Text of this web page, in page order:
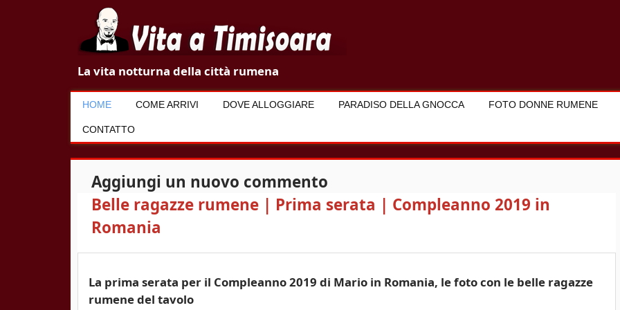
V
t
a
m
La vita notturna della città rumena
HOME COME ARRIVI DOVE ALLOGGIARE PARADISO DELLA GNOCCA FOTO DONNE RUMENE
CONTATTO
Aggiungi un nuovo commento
Belle ragazze rumene | Prima serata | Compleanno 2019 in
Romania
La prima serata per il Compleanno 2019 di Mario in Romania, le foto con le belle ragazze
rumene del tavolo